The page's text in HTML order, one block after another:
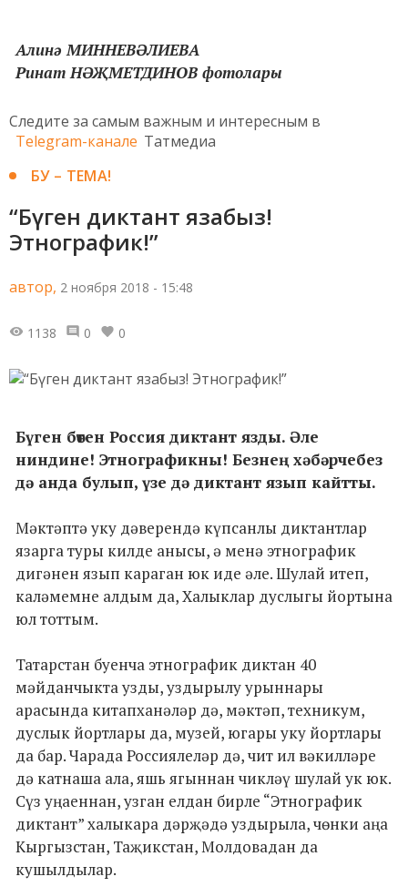
Алинә МИННЕВӘЛИЕВА
Ринат НӘҖМЕТДИНОВ фотолары
Следите за самым важным и интересным в
Telegram-канале Татмедиа
БУ – ТЕМА!
“Бүген диктант язабыз!
Этнографик!”
автор, 2 ноября 2018 - 15:48
1138 0 0
Бүген бөтен Россия диктант язды. Әле
ниндине! Этнографикны! Безнең хәбәрчебез
дә анда булып, үзе дә диктант язып кайтты.
Мәктәптә уку дәверендә күпсанлы диктантлар
язарга туры килде анысы, ә менә этнографик
дигәнен язып караган юк иде әле. Шулай итеп,
каләмемне алдым да, Халыклар дуслыгы йортына
юл тоттым.
Татарстан буенча этнографик диктан 40
мәйданчыкта узды, уздырылу урыннары
арасында китапханәләр дә, мәктәп, техникум,
дуслык йортлары да, музей, югары уку йортлары
да бар. Чарада Россиялеләр дә, чит ил вәкилләре
дә катнаша ала, яшь ягыннан чикләү шулай ук юк.
Сүз уңаеннан, узган елдан бирле “Этнографик
диктант” халыкара дәрҗәдә уздырыла, чөнки аңа
Кыргызстан, Таҗикстан, Молдовадан да
кушылдылар.